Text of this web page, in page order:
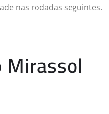
nas rodadas seguintes.
Mirassol